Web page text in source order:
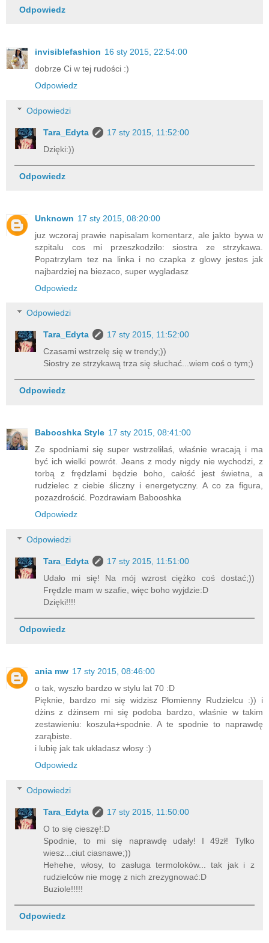
Odpowiedz
invisiblefashion 16 sty 2015, 22:54:00
dobrze Ci w tej rudości :)
Odpowiedz
Odpowiedzi
Tara_Edyta
17 sty 2015, 11:52:00
Dzięki:))
Odpowiedz
Unknown 17 sty 2015, 08:20:00
juz wczoraj prawie napisalam komentarz, ale jakto bywa w
szpitalu cos mi przeszkodzilo: siostra ze strzykawa.
Popatrzylam tez na linka i no czapka z glowy jestes jak
najbardziej na biezaco, super wygladasz
Odpowiedz
Odpowiedzi
Tara_Edyta
17 sty 2015, 11:52:00
Czasami wstrzelę się w trendy;))
Siostry ze strzykawą trza się słuchać...wiem coś o tym;)
Odpowiedz
Babooshka Style 17 sty 2015, 08:41:00
Ze spodniami się super wstrzeliłaś, właśnie wracają i ma
być ich wielki powrót. Jeans z mody nigdy nie wychodzi, z
torbą z frędzlami będzie boho, całość jest świetna, a
rudzielec z ciebie śliczny i energetyczny. A co za figura,
pozazdrościć. Pozdrawiam Babooshka
Odpowiedz
Odpowiedzi
Tara_Edyta
17 sty 2015, 11:51:00
Udało mi się! Na mój wzrost ciężko coś dostać;))
Frędzle mam w szafie, więc boho wyjdzie:D
Dzięki!!!!
Odpowiedz
ania mw 17 sty 2015, 08:46:00
o tak, wyszło bardzo w stylu lat 70 :D
Pięknie, bardzo mi się widzisz Płomienny Rudzielcu :)) i
dżins z dżinsem mi się podoba bardzo, właśnie w takim
zestawieniu: koszula+spodnie. A te spodnie to naprawdę
zarąbiste.
i lubię jak tak układasz włosy :)
Odpowiedz
Odpowiedzi
Tara_Edyta
17 sty 2015, 11:50:00
O to się cieszę!:D
Spodnie, to mi się naprawdę udały! I 49zł! Tylko
wiesz...ciut ciasnawe;))
Hehehe, włosy, to zasługa termoloków... tak jak i z
rudzielców nie mogę z nich zrezygnować:D
Buziole!!!!!
Odpowiedz